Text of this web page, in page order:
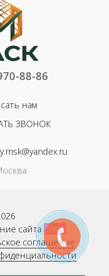
88-86
нам
ЗВОНОК
сайта BWS
соглашение